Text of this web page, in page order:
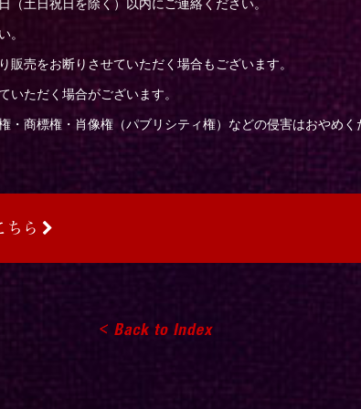
土日祝日を除く）以内にご連絡ください。
。
売をお断りさせていただく場合もございます。
いただく場合がございます。
・商標権・肖像権（パブリシティ権）などの侵害はおやめく
ちら